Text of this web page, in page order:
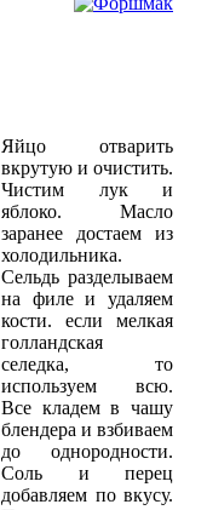
Яйцо отварить
вкрутую и очистить.
Чистим лук и
яблоко. Масло
заранее достаем из
холодильника.
Сельдь разделываем
на филе и удаляем
кости. если мелкая
голландская
селедка, то
используем всю.
Все кладем в чашу
блендера и взбиваем
до однородности.
Соль и перец
добавляем по вкусу.